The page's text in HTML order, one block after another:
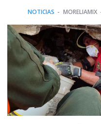
NOTICIAS MORELIAMIX